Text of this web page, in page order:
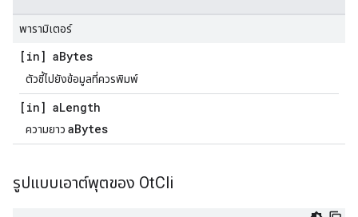
พารามิเตอร์
[in] aBytes
ตัวชี้ไปยังข้อมูลที่ควรพิมพ์
[in] aLength
ความยาว aBytes
รูปแบบเอาต์พุตของ OtCli